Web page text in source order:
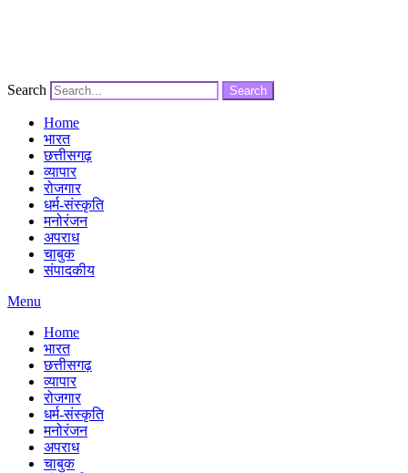
Search Search
Home
भारत
छत्तीसगढ़
व्यापार
रोजगार
धर्म-संस्कृति
मनोरंजन
अपराध
चाबुक
संपादकीय
Menu
Home
भारत
छत्तीसगढ़
व्यापार
रोजगार
धर्म-संस्कृति
मनोरंजन
अपराध
चाबुक